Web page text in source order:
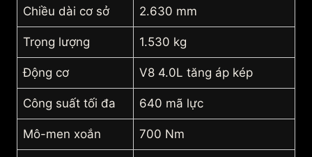
Chiều dài cơ sở 2.630 mm
Trọng lượng 1.530 kg
Động cơ V8 4.0L tăng áp kép
Công suất tối đa 640 mã lực
Mô-men xoắn 700 Nm